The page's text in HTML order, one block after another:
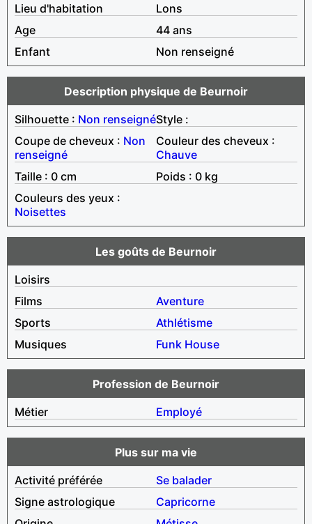
Lieu d'habitation
Lons
Age
44 ans
Enfant
Non renseigné
Description physique de Beurnoir
Silhouette : Non renseignéStyle :
Coupe de cheveux : Non
renseigné
Couleur des cheveux :
Chauve
Taille : 0 cm
Poids : 0 kg
Couleurs des yeux :
Noisettes
Les goûts de Beurnoir
Loisirs
Films
Aventure
Sports
Athlétisme
Musiques
Funk House
Profession de Beurnoir
Métier
Employé
Plus sur ma vie
Activité préférée
Se balader
Signe astrologique
Capricorne